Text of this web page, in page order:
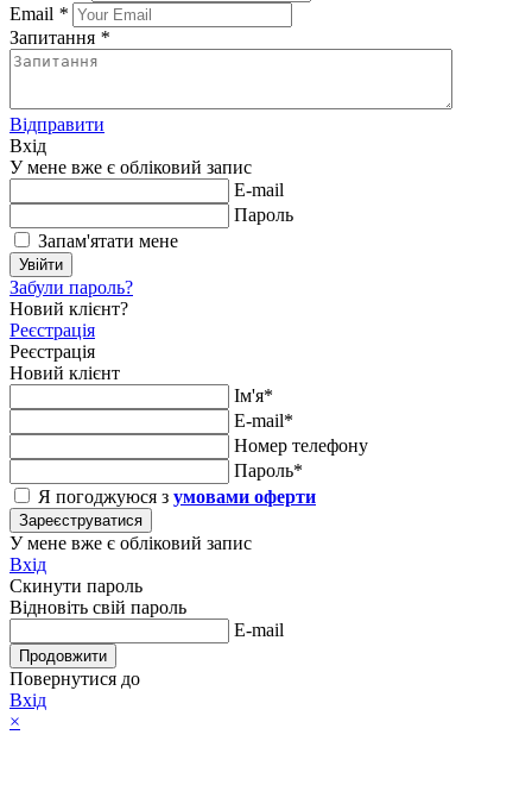
Email *
Запитання *
Відправити
Вхід
У мене вже є обліковий запис
E-mail
Пароль
Запам'ятати мене
Увійти
Забули пароль?
Новий клієнт?
Реєстрація
Реєстрація
Новий клієнт
Ім'я*
E-mail*
Номер телефону
Пароль*
Я погоджуюся з умовами оферти
Зареєструватися
У мене вже є обліковий запис
Вхід
Скинути пароль
Відновіть свій пароль
E-mail
Продовжити
Повернутися до
Вхід
×